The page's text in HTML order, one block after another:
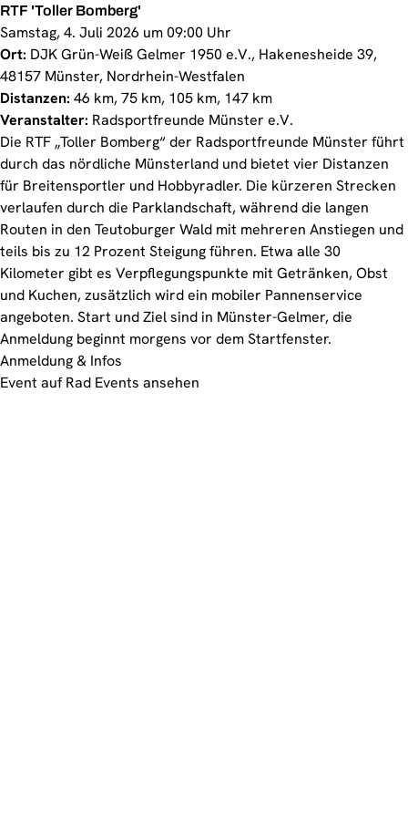
RTF 'Toller Bomberg'
Samstag, 4. Juli 2026 um 09:00 Uhr
Ort: DJK Grün-Weiß Gelmer 1950 e.V., Hakenesheide 39,
48157 Münster, Nordrhein-Westfalen
Distanzen: 46 km, 75 km, 105 km, 147 km
Veranstalter: Radsportfreunde Münster e.V.
Die RTF „Toller Bomberg“ der Radsportfreunde Münster führt
durch das nördliche Münsterland und bietet vier Distanzen
für Breitensportler und Hobbyradler. Die kürzeren Strecken
verlaufen durch die Parklandschaft, während die langen
Routen in den Teutoburger Wald mit mehreren Anstiegen und
teils bis zu 12 Prozent Steigung führen. Etwa alle 30
Kilometer gibt es Verpflegungspunkte mit Getränken, Obst
und Kuchen, zusätzlich wird ein mobiler Pannenservice
angeboten. Start und Ziel sind in Münster-Gelmer, die
Anmeldung beginnt morgens vor dem Startfenster.
Anmeldung & Infos
Event auf Rad Events ansehen